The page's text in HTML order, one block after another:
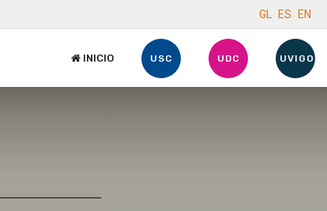
GL ES EN
INICIO USC UDC UVIGO